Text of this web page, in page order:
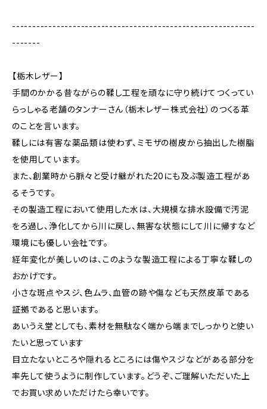
------------------------------------------------------------
-------
【栃木レザー】
手間のかかる昔ながらの鞣し工程を頑なに守り続けてつくってい
らっしゃる老舗のタンナーさん（栃木レザー株式会社）のつくる革
のことを言います。
鞣しには有害な薬品類は使わず、ミモザの樹皮から抽出した樹脂
を使用しています。
また、創業時から脈々と受け継がれた20にも及ぶ製造工程があ
るそうです。
その製造工程において使用した水は、大規模な排水設備で汚泥
をろ過し、浄化してから川に戻し、無害な状態にして川に帰すなど
環境にも優しい会社です。
経年変化が美しいのは、このような製造工程による丁寧な鞣しの
おかげです。
小さな斑点やスジ、色ムラ、血管の跡や傷なども天然皮革である
証拠であると思います。
あいうえ堂としても、素材を無駄なく端から端までしっかりと使い
たいと思っています
目立たないところや隠れるところには傷やスジなどがある部分を
率先して使うように制作しています。どうぞ、ご理解いただいた上
でお買い求めいただけたら幸いです。